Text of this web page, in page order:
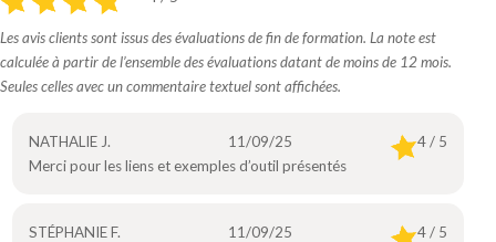
Les avis clients sont issus des évaluations de fin de formation. La note est
calculée à partir de l’ensemble des évaluations datant de moins de 12 mois.
Seules celles avec un commentaire textuel sont affichées.
NATHALIE J. 11/09/25
4 / 5
Merci pour les liens et exemples d’outil présentés
STÉPHANIE F. 11/09/25
4 / 5